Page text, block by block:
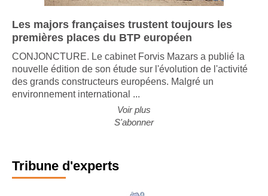
Les majors françaises trustent toujours les
premières places du BTP européen
CONJONCTURE. Le cabinet Forvis Mazars a publié la
nouvelle édition de son étude sur l'évolution de l'activité
des grands constructeurs européens. Malgré un
environnement international ...
Voir plus
S'abonner
Tribune d'experts